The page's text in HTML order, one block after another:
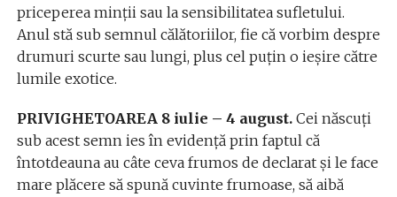
priceperea minții sau la sensibilitatea sufletului.
Anul stă sub semnul călătoriilor, fie că vorbim despre
drumuri scurte sau lungi, plus cel puțin o ieșire către
lumile exotice.
PRIVIGHETOAREA 8 iulie – 4 august.Cei născuți
sub acest semn ies în evidență prin faptul că
întotdeauna au câte ceva frumos de declarat și le face
mare plăcere să spună cuvinte frumoase, să aibă